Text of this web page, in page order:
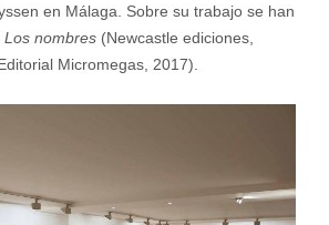
en Málaga. Sobre su trabajo se han
Los nombres(Newcastle ediciones,
Micromegas, 2017).